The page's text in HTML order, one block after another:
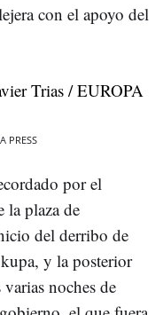
con el apoyo del
PRESS
por el
plaza de
del derribo de
y la posterior
varias noches de